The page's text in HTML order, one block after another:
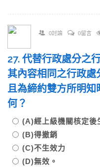
0討論 0留言
27. 代替行政處分之
其內容相同之行政處
且為締約雙方所明
何？
(A)經上級機關核定
(B)得撤銷
(C)不生效力
(D)無效。